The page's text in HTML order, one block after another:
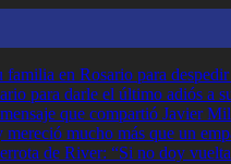
familia en Rosario para
para darle el último adiós a
que compartió Javier
mucho más que un
de River: “Si no doy